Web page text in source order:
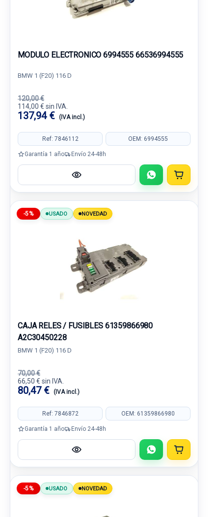
MODULO ELECTRONICO 6994555 66536994555
BMW 1 (F20) 116 D
120,00 €
114,00 € sin IVA.
137,94 € (IVA incl.)
Ref: 7846112 OEM: 6994555
Garantía 1 año Envío 24-48h
-5% USADO NOVEDAD
CAJA RELES / FUSIBLES 61359866980
A2C30450228
BMW 1 (F20) 116 D
70,00 €
66,50 € sin IVA.
80,47 € (IVA incl.)
Ref: 7846872 OEM: 61359866980
Garantía 1 año Envío 24-48h
-5% USADO NOVEDAD